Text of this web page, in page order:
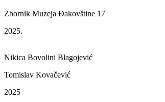
Zbornik Muzeja Đakovštine 17
2025.
Nikica Bovolini Blagojević
Tomislav Kovačević
2025